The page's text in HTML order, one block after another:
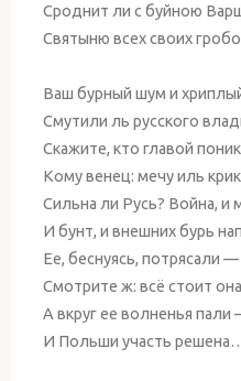
Сроднит ли с буйною
Святыню всех своих
Ваш бурный шум и
Смутили ль русского
Скажите, кто главой
Кому венец: мечу иль
Сильна ли Русь? Война, и
И бунт, и внешних бурь
Ее, беснуясь, потрясали —
Смотрите ж: всё стоит
А вкруг ее волненья пали
И Польши участь